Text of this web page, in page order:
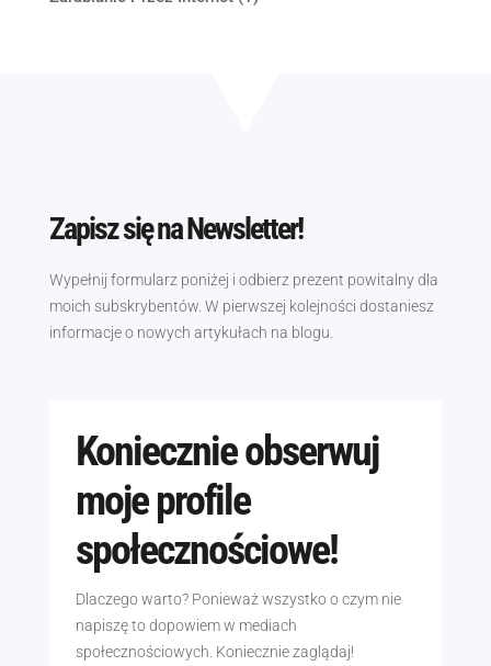
Zapisz się na Newsletter!
Wypełnij formularz poniżej i odbierz prezent powitalny dla
moich subskrybentów. W pierwszej kolejności dostaniesz
informacje o nowych artykułach na blogu.
Koniecznie obserwuj
moje profile
społecznościowe!
Dlaczego warto? Ponieważ wszystko o czym nie
napiszę to dopowiem w mediach
społecznościowych. Koniecznie zaglądaj!